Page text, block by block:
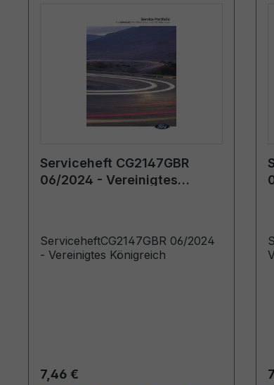
Serviceheft CG2147GBR
06/2024 - Vereinigtes
ServiceheftCG2147GBR 06/2024
- Vereinigtes Königreich
Regulärer Preis:
7,46 €